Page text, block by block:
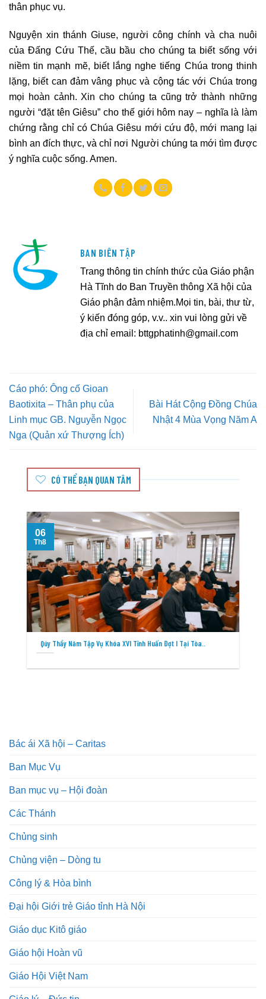
thân phục vụ.
Nguyện xin thánh Giuse, người công chính và cha nuôi
của Đấng Cứu Thế, cầu bầu cho chúng ta biết sống với
niềm tin mạnh mẽ, biết lắng nghe tiếng Chúa trong thinh
lặng, biết can đảm vâng phục và cộng tác với Chúa trong
mọi hoàn cảnh. Xin cho chúng ta cũng trở thành những
người “đặt tên Giêsu” cho thế giới hôm nay – nghĩa là làm
chứng rằng chỉ có Chúa Giêsu mới cứu độ, mới mang lại
bình an đích thực, và chỉ nơi Người chúng ta mới tìm được
ý nghĩa cuộc sống. Amen.
BAN BIÊN TẬP
Trang thông tin chính thức của Giáo phận
Hà Tĩnh do Ban Truyền thông Xã hội của
Giáo phận đảm nhiệm.Mọi tin, bài, thư từ,
ý kiến đóng góp, v.v.. xin vui lòng gửi về
địa chỉ email: bttgphatinh@gmail.com
Cáo phó: Ông cố Gioan
Baotixita – Thân phụ của
Linh mục GB. Nguyễn Ngọc
Nga (Quản xứ Thượng Ích)
Bài Hát Cộng Đồng Chúa
Nhật 4 Mùa Vọng Năm A
CÓ THỂ BẠN QUAN TÂM
Qúy Thầy Năm Tập Vụ Khóa XVI Tĩnh Huấn Đợt I Tại Tòa..
06
Th8
Bác ái Xã hội – Caritas
Ban Mục Vụ
Ban mục vụ – Hội đoàn
Các Thánh
Chủng sinh
Chủng viện – Dòng tu
Công lý & Hòa bình
Đại hội Giới trẻ Giáo tỉnh Hà Nội
Giáo dục Kitô giáo
Giáo hội Hoàn vũ
Giáo Hội Việt Nam